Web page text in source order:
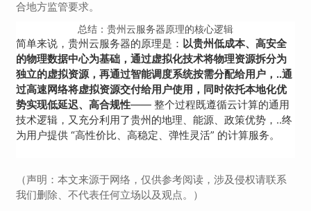
合地方监管要求。
总结：贵州云服务器原理的核心逻辑
简单来说，贵州云服务器的原理是： 以贵州低成本、高安全
的物理数据中心为基础，通过虚拟化技术将物理资源拆分为
独立的虚拟资源，再通过智能调度系统按需分配给用户，..通
过高速网络将虚拟资源交付给用户使用，同时依托本地化优
势实现低延迟、高合规性—— 整个过程既遵循云计算的通用
技术逻辑，又充分利用了贵州的地理、能源、政策优势，..终
为用户提供 “高性价比、高稳定、弹性灵活” 的计算服务。
（声明：本文来源于网络，仅供参考阅读，涉及侵权请联系
我们删除、不代表任何立场以及观点。）